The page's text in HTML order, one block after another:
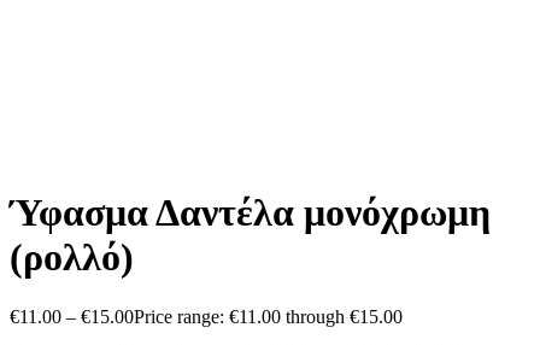
Ύφασμα Δαντέλα μονόχρωμη
(ρολλό)
€11.00 – €15.00Price range: €11.00 through €15.00